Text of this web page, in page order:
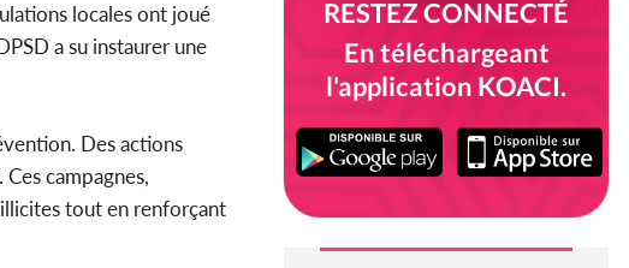
locales ont joué
a su instaurer une
Des actions
campagnes,
illicites tout en renforçant
RESTEZ CONNECTÉ
En téléchargeant
l'application KOACI.